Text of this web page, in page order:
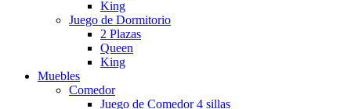
King
Juego de Dormitorio
2 Plazas
Queen
King
Muebles
Comedor
Juego de Comedor 4 sillas